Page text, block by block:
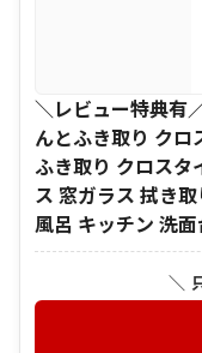
＼レビュー特典有
んとふき取り ク
ふき取り クロスタ
ス 窓ガラス 拭き
風呂 キッチン 洗
＼